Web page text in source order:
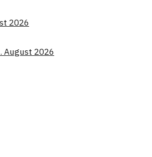
2026
August 2026